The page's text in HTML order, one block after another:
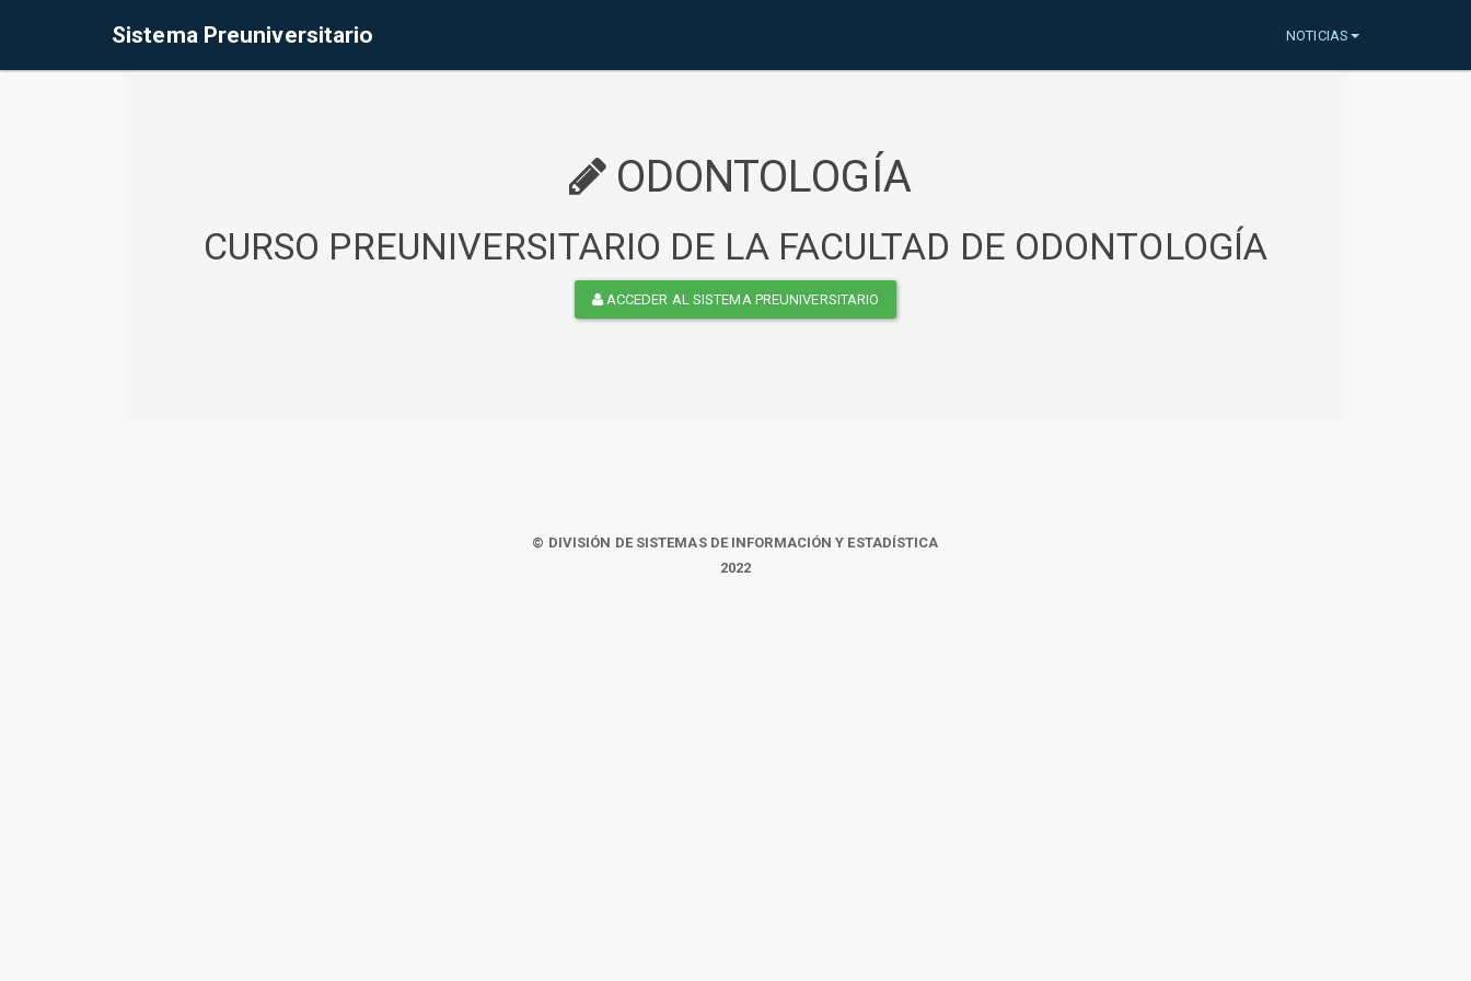
Sistema Preuniversitario NOTICIAS
ODONTOLOGÍA
CURSO PREUNIVERSITARIO DE LA FACULTAD DE ODONTOLOGÍA
ACCEDER AL SISTEMA PREUNIVERSITARIO
© DIVISIÓN DE SISTEMAS DE INFORMACIÓN Y ESTADÍSTICA
2022